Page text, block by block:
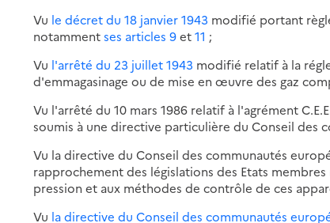
Vu le décret du 18 janvier 1943 modifié portant
notammentses articles 9et11 ;
Vu l'arrêté du 23 juillet 1943 modifié relatif à la
d'emmagasinage ou de mise en œuvre des gaz
Vu l'arrêté du 10 mars 1986 relatif à l'agrément
soumis à une directive particulière du Conseil des
Vu la directive du Conseil des communautés
rapprochement des législations des Etats
pression et aux méthodes de contrôle de ces
Vu la directive du Conseil des communautés